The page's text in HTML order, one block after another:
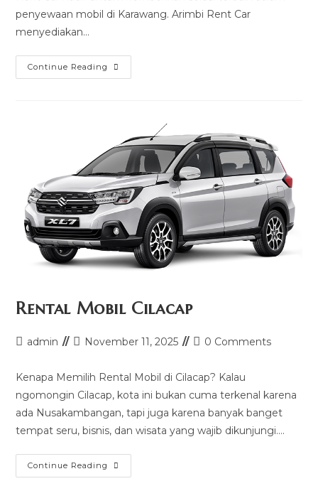
penyewaan mobil di Karawang. Arimbi Rent Car
menyediakan…
Continue Reading Sewa
Mobil
Rental Mobil Cilacap
Postadmin
Post
modified:
November 11, 2025
Post0 Comments
Kenapa Memilih Rental Mobil di Cilacap? Kalau
ngomongin Cilacap, kota ini bukan cuma terkenal karena
ada Nusakambangan, tapi juga karena banyak banget
tempat seru, bisnis, dan wisata yang wajib dikunjungi.…
Continue Reading Rental
Mobil